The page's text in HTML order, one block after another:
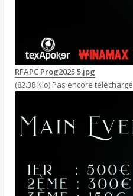
RFAPC Prog2025 5.jpg
(82.38 Kio) Pas encore téléchargé